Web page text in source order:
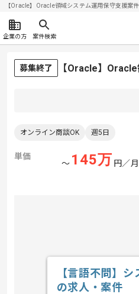
【Oracle】Oracle領域システム運用保守支援
企業の方 案件検索
募集終了 【Oracle】
オンライン商談OK 週5日
単価
〜 145万 円／月
【言語不問】
の求人・案件